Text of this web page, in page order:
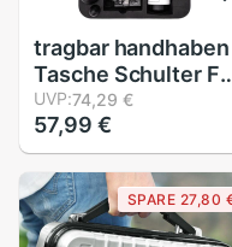
tragbar handhaben
Tasche Schulter
Pro Hyperice
Hypervolt Faszie
Massagegerät
wasserdicht
nachweisen Anti
Schock Zubehör
UVP:74,29 €
57,99 €
SPARE 27,80